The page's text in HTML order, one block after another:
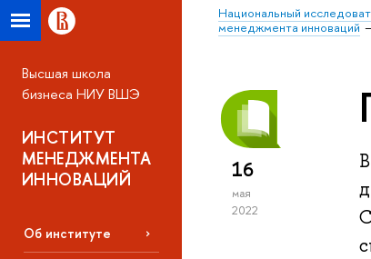
Национальный
менеджмента инноваций
Высшая школа
бизнеса НИУ ВШЭ
ИНСТИТУТ
МЕНЕДЖМЕНТА
ИННОВАЦИЙ
Об институте
16
мая
2022